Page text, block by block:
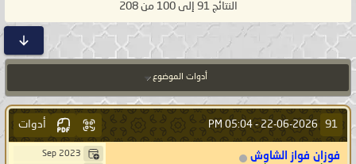
النتائج 91 إلى 100 من 208
أدوات الموضوع
91
22-06-2026 -
05:04 PM أدوات
فوزان فواز الشاوش
Sep 2023